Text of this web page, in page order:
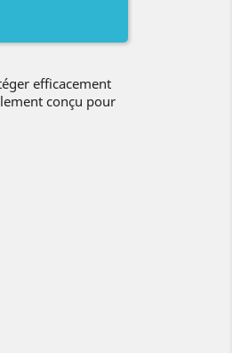
efficacement
conçu pour